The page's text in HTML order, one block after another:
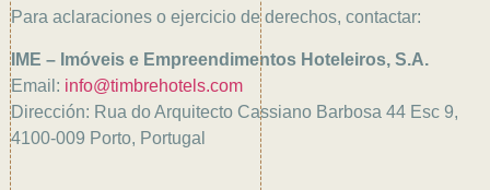
Para aclaraciones o ejercicio de derechos, contactar:
IME – Imóveis e Empreendimentos Hoteleiros, S.A.
Email: info@timbrehotels.com
Dirección: Rua do Arquitecto Cassiano Barbosa 44 Esc 9,
4100-009 Porto, Portugal